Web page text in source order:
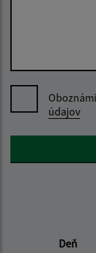
údajov
Google reCaptcha
Deň